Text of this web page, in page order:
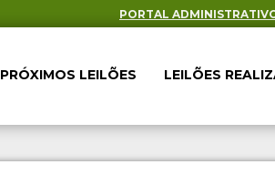
PORTAL
PRÓXIMOS LEILÕES LEILÕES